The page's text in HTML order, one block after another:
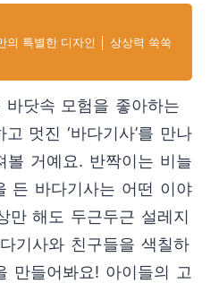
의 특별한 디자인 │ 상상력 쑥쑥
닷속 모험을 좋아하는
멋진 ‘바다기사’를 만나
볼 거예요. 반짝이는 비늘
든 바다기사는 어떤 이야
만 해도 두근두근 설레지
기사와 친구들을 색칠하
만들어봐요! 아이들의 고